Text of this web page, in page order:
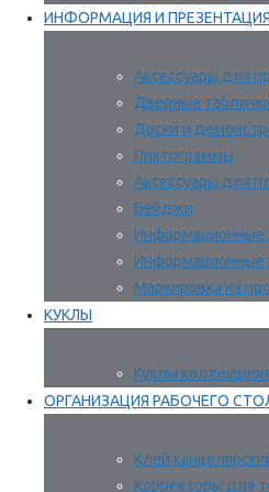
ИНФОРМАЦИЯ И ПРЕЗЕНТАЦИЯ
Аксессуары для
Дверные
Доски и
Пиктограммы
Аксессуары для
Бейджи
Информационные
Информационные
Маркировка на
КУКЛЫ
Куклы
ОРГАНИЗАЦИЯ РАБОЧЕГО
Клей
Корректоры для